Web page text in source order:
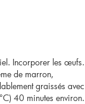
Incorporer les œufs.
de marron,
graissés avec
40 minutes environ.